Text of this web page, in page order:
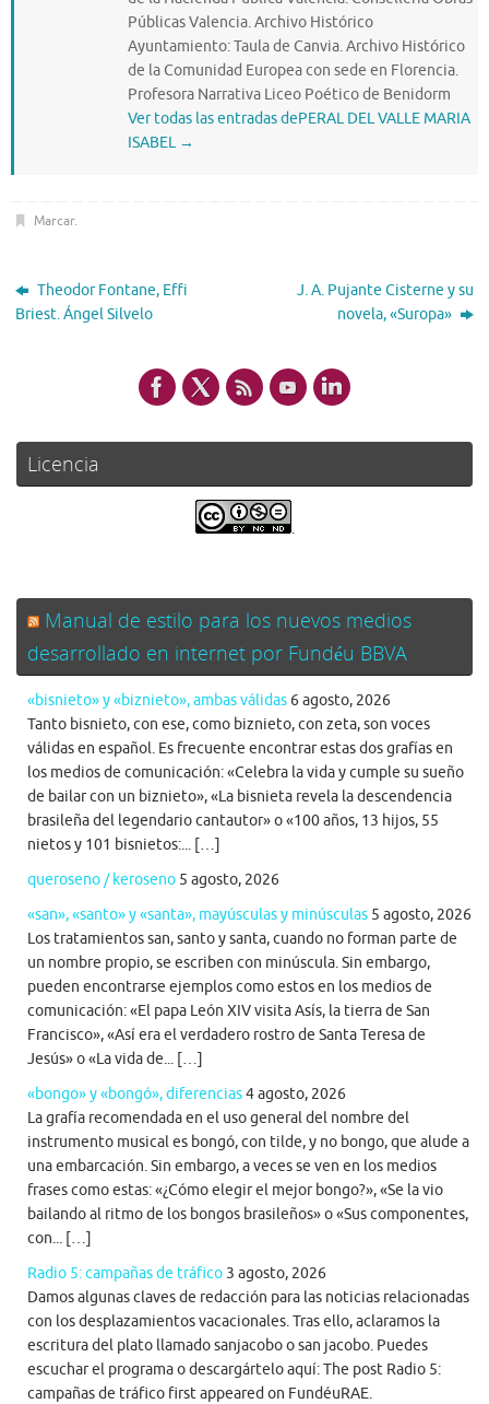
Públicas Valencia. Archivo Histórico
Ayuntamiento: Taula de Canvia. Archivo Histórico
de la Comunidad Europea con sede en Florencia.
Profesora Narrativa Liceo Poético de Benidorm
Ver todas las entradas dePERAL DEL VALLE MARIA
ISABEL →
Marcar.
Theodor Fontane, Effi
Briest. Ángel Silvelo
J. A. Pujante Cisterne y su
novela, «Suropa»
Licencia
.
Manual de estilo para los nuevos medios
desarrollado en internet por Fundéu BBVA
«bisnieto» y «biznieto», ambas válidas 6 agosto, 2026
Tanto bisnieto, con ese, como biznieto, con zeta, son voces
válidas en español. Es frecuente encontrar estas dos grafías en
los medios de comunicación: «Celebra la vida y cumple su sueño
de bailar con un biznieto», «La bisnieta revela la descendencia
brasileña del legendario cantautor» o «100 años, 13 hijos, 55
nietos y 101 bisnietos:... […]
queroseno / keroseno 5 agosto, 2026
«san», «santo» y «santa», mayúsculas y minúsculas 5 agosto, 2026
Los tratamientos san, santo y santa, cuando no forman parte de
un nombre propio, se escriben con minúscula. Sin embargo,
pueden encontrarse ejemplos como estos en los medios de
comunicación: «El papa León XIV visita Asís, la tierra de San
Francisco», «Así era el verdadero rostro de Santa Teresa de
Jesús» o «La vida de... […]
«bongo» y «bongó», diferencias4 agosto, 2026
La grafía recomendada en el uso general del nombre del
instrumento musical es bongó, con tilde, y no bongo, que alude a
una embarcación. Sin embargo, a veces se ven en los medios
frases como estas: «¿Cómo elegir el mejor bongo?», «Se la vio
bailando al ritmo de los bongos brasileños» o «Sus componentes,
con... […]
Radio 5: campañas de tráfico 3 agosto, 2026
Damos algunas claves de redacción para las noticias relacionadas
con los desplazamientos vacacionales. Tras ello, aclaramos la
escritura del plato llamado sanjacobo o san jacobo. Puedes
escuchar el programa o descargártelo aquí: The post Radio 5:
campañas de tráfico first appeared on FundéuRAE.